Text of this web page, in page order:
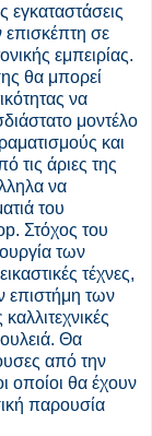
εγκαταστάσεις
σε
εμπειρίας.
θα μπορεί
να
μοντέλο
και
τις άριες της
να
του
Στόχος του
των
τέχνες,
επιστήμη των
Θα
από την
οποίοι θα έχουν
παρουσία